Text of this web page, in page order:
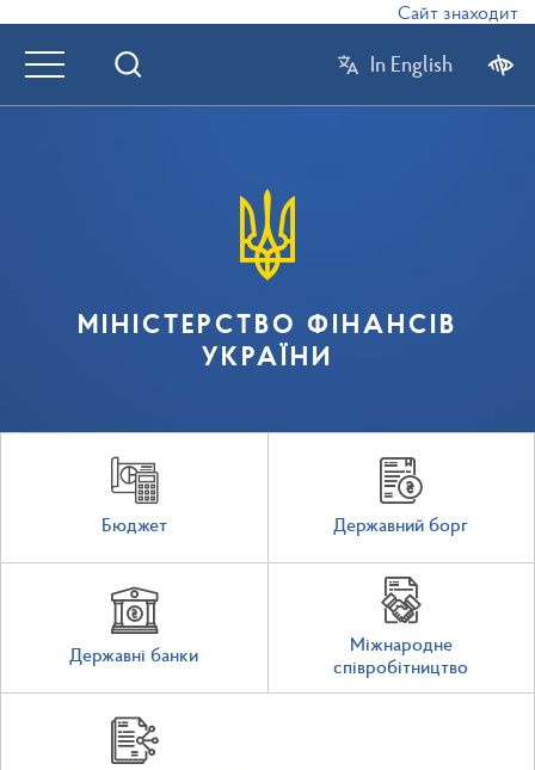
Сайт
In English
МІНІСТЕРСТВО ФІНАНСІВ
УКРАЇНИ
Бюджет Державний борг
Державні банки
Міжнародне
співробітництво